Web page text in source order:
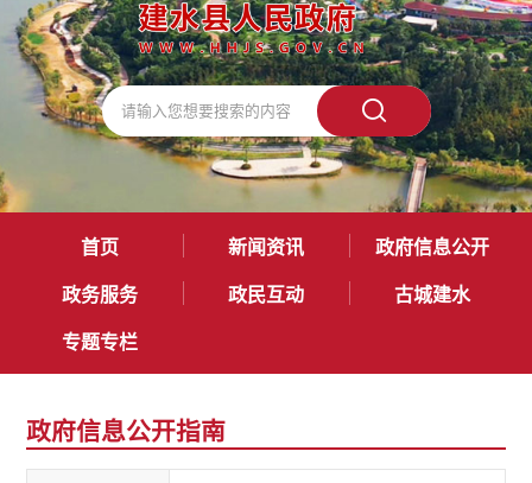
首页 新闻资讯 政府信息公开
政务服务 政民互动 古城建水
专题专栏
政府信息公开指南